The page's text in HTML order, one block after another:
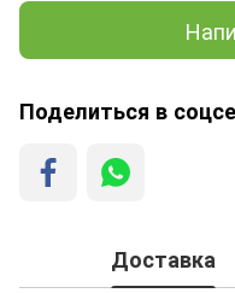
Поделиться в
Доставка